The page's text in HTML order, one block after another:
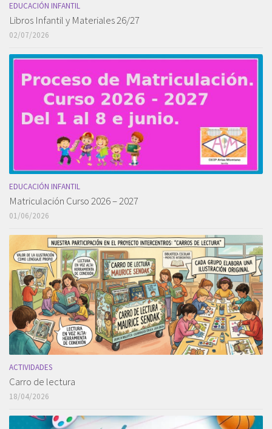
EDUCACIÓN INFANTIL
Libros Infantil y Materiales 26/27
02/07/2026
EDUCACIÓN INFANTIL
Matriculación Curso 2026 – 2027
01/06/2026
ACTIVIDADES
Carro de lectura
18/04/2026